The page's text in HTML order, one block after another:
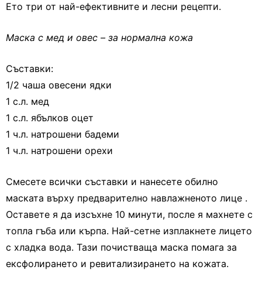
Ето три от най-ефективните и лесни рецепти.
Маска с мед и овес – за нормална кожа
Съставки:
1/2 чаша овесени ядки
1 с.л. мед
1 с.л. ябълков оцет
1 ч.л. натрошени бадеми
1 ч.л. натрошени орехи
Смесете всички съставки и нанесете обилно
маската върху предварително навлажненото лице .
Оставете я да изсъхне 10 минути, после я махнете с
топла гъба или кърпа. Най-сетне изплакнете лицето
с хладка вода. Тази почистваща маска помага за
ексфолирането и ревитализирането на кожата.